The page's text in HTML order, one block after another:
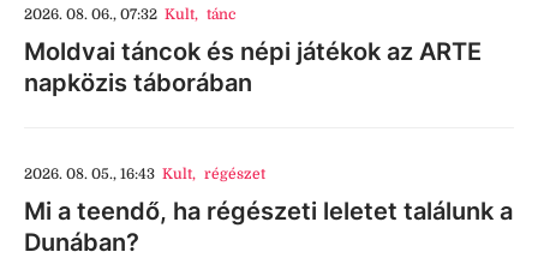
2026. 08. 06., 07:32 Kult, tánc
Moldvai táncok és népi játékok az ARTE
napközis táborában
2026. 08. 05., 16:43 Kult, régészet
Mi a teendő, ha régészeti leletet találunk a
Dunában?